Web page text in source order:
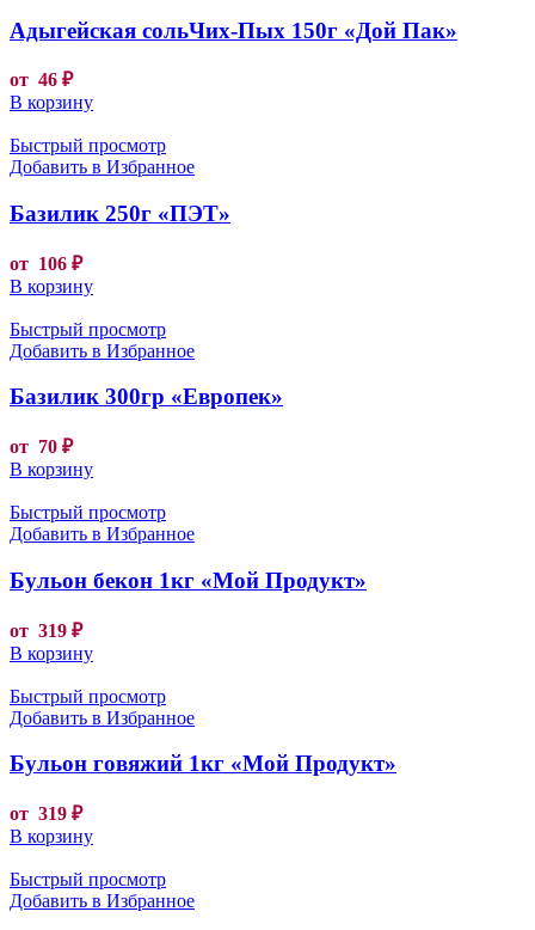
Адыгейская сольЧих-Пых 150г «Дой Пак»
от 46 ₽
В корзину
Быстрый просмотр
Добавить в Избранное
Базилик 250г «ПЭТ»
от 106 ₽
В корзину
Быстрый просмотр
Добавить в Избранное
Базилик 300гр «Европек»
от 70 ₽
В корзину
Быстрый просмотр
Добавить в Избранное
Бульон бекон 1кг «Мой Продукт»
от 319 ₽
В корзину
Быстрый просмотр
Добавить в Избранное
Бульон говяжий 1кг «Мой Продукт»
от 319 ₽
В корзину
Быстрый просмотр
Добавить в Избранное